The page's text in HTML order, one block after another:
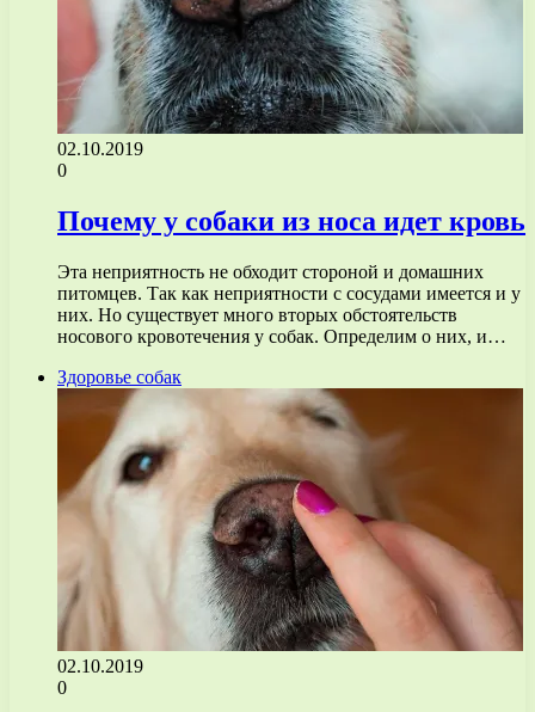
02.10.2019
0
Почему у собаки из носа идет кровь
Эта неприятность не обходит стороной и домашних
питомцев. Так как неприятности с сосудами имеется и у
них. Но существует много вторых обстоятельств
носового кровотечения у собак. Определим о них, и…
Здоровье собак
02.10.2019
0